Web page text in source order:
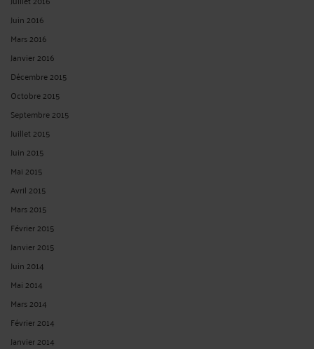
Juin 2016
Mars 2016
Janvier 2016
Décembre 2015
Octobre 2015
Septembre 2015
Juillet 2015
Juin 2015
Mai 2015
Avril 2015
Mars 2015
Février 2015
Janvier 2015
Juin 2014
Mai 2014
Mars 2014
Février 2014
Janvier 2014